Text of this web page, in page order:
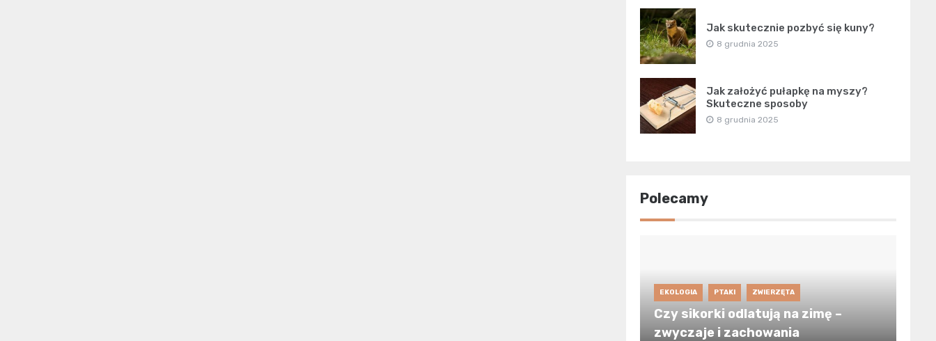
Jak skutecznie pozbyć się kuny?
8 grudnia 2025
Jak założyć pułapkę na myszy?
Skuteczne sposoby
8 grudnia 2025
Polecamy
EKOLOGIA PTAKI ZWIERZĘTA
Czy sikorki odlatują na zimę –
zwyczaje i zachowania